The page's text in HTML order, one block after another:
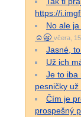
https://
No ale
☺️🥱 včera,
Jasné,
Už ich
Je to iba
pesničky už
Čím je
prospešný